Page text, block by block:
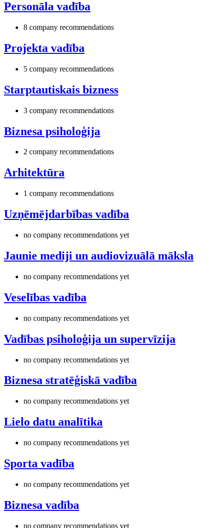
Personāla vadība
8 company recommendations
Projekta vadība
5 company recommendations
Starptautiskais bizness
3 company recommendations
Biznesa psiholoģija
2 company recommendations
Arhitektūra
1 company recommendations
Uzņēmējdarbības vadība
no company recommendations yet
Jaunie mediji un audiovizuālā māksla
no company recommendations yet
Veselības vadība
no company recommendations yet
Vadības psiholoģija un supervīzija
no company recommendations yet
Biznesa stratēģiskā vadība
no company recommendations yet
Lielo datu analītika
no company recommendations yet
Sporta vadība
no company recommendations yet
Biznesa vadība
no company recommendations yet